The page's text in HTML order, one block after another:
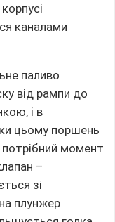
каналами
паливо
від рампи до
і в
цьому поршень
потрібний момент
–
зі
плунжер